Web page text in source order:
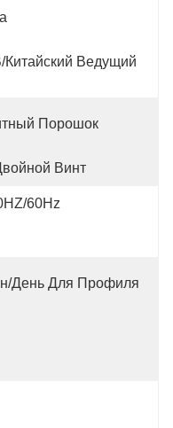
Китайский Ведущий
Порошок
Винт
60Hz
день Для Профиля